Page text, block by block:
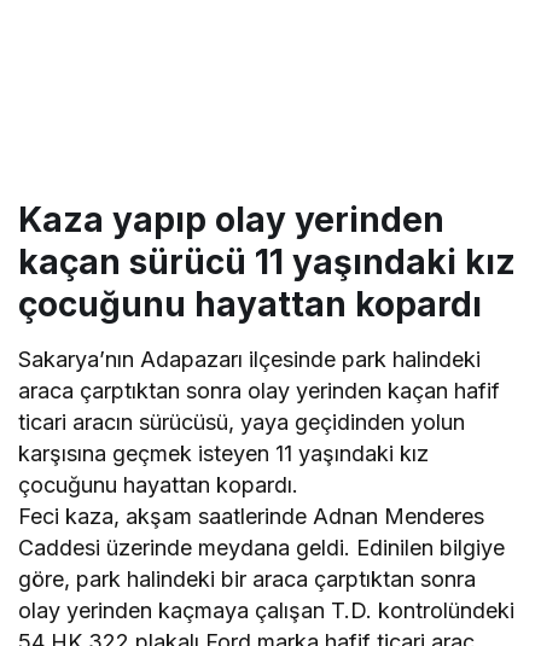
Kaza yapıp olay yerinden
kaçan sürücü 11 yaşındaki kız
çocuğunu hayattan kopardı
Sakarya’nın Adapazarı ilçesinde park halindeki
araca çarptıktan sonra olay yerinden kaçan hafif
ticari aracın sürücüsü, yaya geçidinden yolun
karşısına geçmek isteyen 11 yaşındaki kız
çocuğunu hayattan kopardı.
Feci kaza, akşam saatlerinde Adnan Menderes
Caddesi üzerinde meydana geldi. Edinilen bilgiye
göre, park halindeki bir araca çarptıktan sonra
olay yerinden kaçmaya çalışan T.D. kontrolündeki